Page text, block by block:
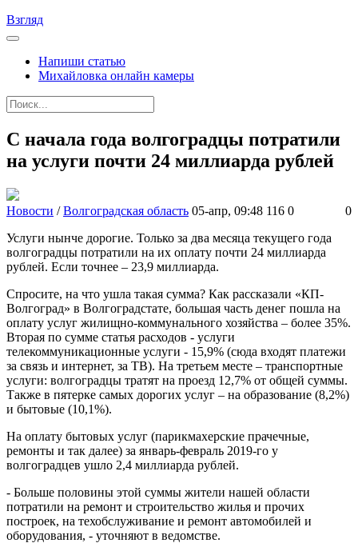
Взгляд
Напиши статью
Михайловка онлайн камеры
С начала года волгоградцы потратили
на услуги почти 24 миллиарда рублей
Новости /Волгоградская область 05-апр, 09:48 116 0
0
Услуги нынче дорогие. Только за два месяца текущего года
волгоградцы потратили на их оплату почти 24 миллиарда
рублей. Если точнее – 23,9 миллиарда.
Спросите, на что ушла такая сумма? Как рассказали «КП-
Волгоград» в Волгоградстате, большая часть денег пошла на
оплату услуг жилищно-коммунального хозяйства – более 35%.
Вторая по сумме статья расходов - услуги
телекоммуникационные услуги - 15,9% (сюда входят платежи
за связь и интернет, за ТВ). На третьем месте – транспортные
услуги: волгоградцы тратят на проезд 12,7% от общей суммы.
Также в пятерке самых дорогих услуг – на образование (8,2%)
и бытовые (10,1%).
На оплату бытовых услуг (парикмахерские прачечные,
ремонты и так далее) за январь-февраль 2019-го у
волгоградцев ушло 2,4 миллиарда рублей.
- Больше половины этой суммы жители нашей области
потратили на ремонт и строительство жилья и прочих
построек, на техобслуживание и ремонт автомобилей и
оборудования, - уточняют в ведомстве.